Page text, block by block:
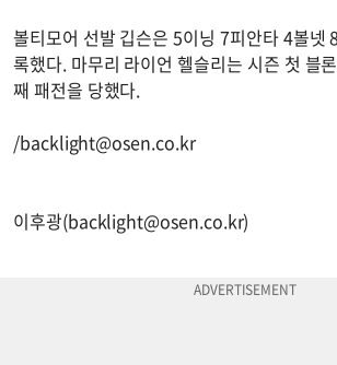
볼티모어 선발 깁슨은 5이닝 7피안타 4볼넷
록했다. 마무리 라이언 헬슬리는 시즌 첫 블
째 패전을 당했다.
/backlight@osen.co.kr
이후광(backlight@osen.co.kr)